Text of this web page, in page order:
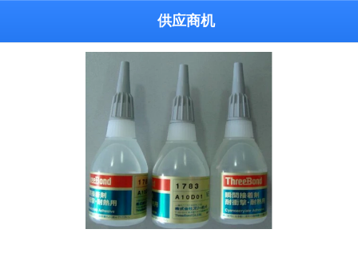
供应商机